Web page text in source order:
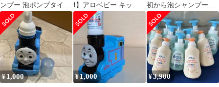
ンプー 泡ポンプタイプ
250ml
❗️】アロベビー キッズ
用ボディソープ 泡
380ml 本体
初から泡シャンプー メ
ンズ 本体 400ml
¥ 1,000 ¥1,000 ¥3,900